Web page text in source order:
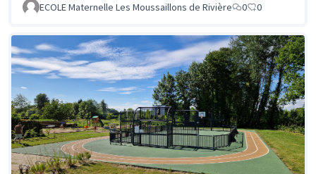
ECOLE Maternelle Les Moussaillons de Rivière 0 0